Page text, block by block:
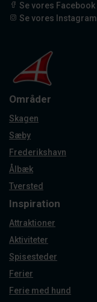
Se vores Facebook
Se vores Instagram
Områder
Skagen
Sæby
Frederikshavn
Ålbæk
Tversted
Inspiration
Attraktioner
Aktiviteter
Spisesteder
Ferier
Ferie med hund